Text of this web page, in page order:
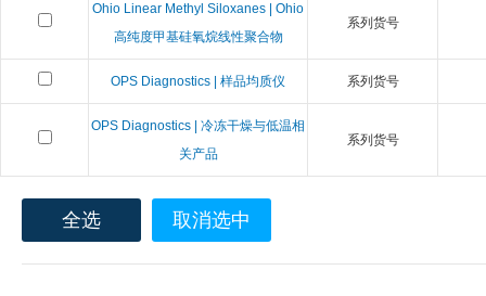
Ohio Linear Methyl Siloxanes | Ohio
高纯度甲基硅氧烷线性聚合物
系列货号
OPS Diagnostics | 样品均质仪 系列货号
OPS Diagnostics | 冷冻干燥与低温相
关产品
系列货号
全选 取消选中